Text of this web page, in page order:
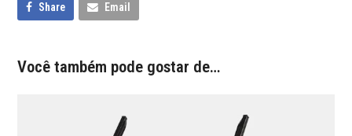
Share Email
Você também pode gostar de…